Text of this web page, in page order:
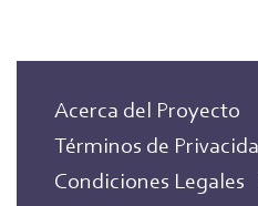
Acerca del Proyecto
Términos de
Condiciones Legales